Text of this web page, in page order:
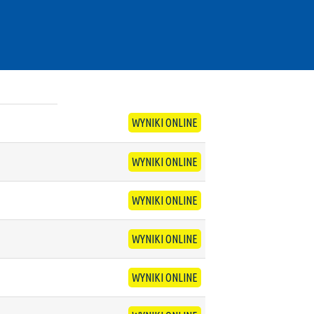
WYNIKI ONLINE
WYNIKI ONLINE
WYNIKI ONLINE
WYNIKI ONLINE
WYNIKI ONLINE